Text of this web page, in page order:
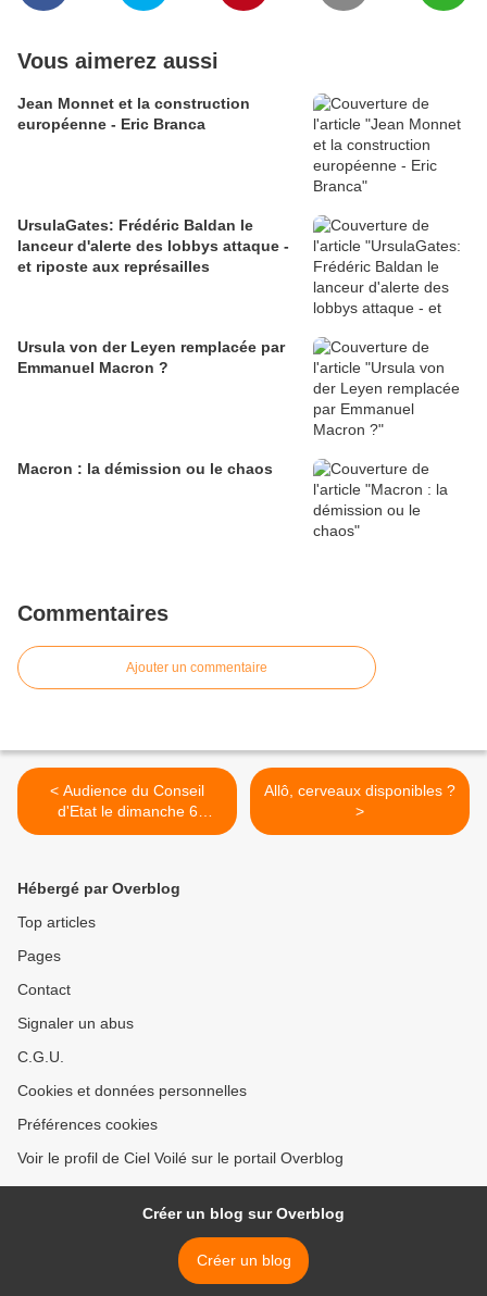
Vous aimerez aussi
Jean Monnet et la construction
européenne - Eric Branca
UrsulaGates: Frédéric Baldan le
lanceur d'alerte des lobbys attaque -
et riposte aux représailles
Ursula von der Leyen remplacée par
Emmanuel Macron ?
Macron : la démission ou le chaos
Commentaires
Ajouter un commentaire
< Audience du Conseil
d'Etat le dimanche 6
septembre 2020 à 11h
Allô, cerveaux disponibles ?
>
Hébergé par Overblog
Top articles
Pages
Contact
Signaler un abus
C.G.U.
Cookies et données personnelles
Préférences cookies
Voir le profil de Ciel Voilé sur le portail Overblog
Créer un blog sur Overblog
Créer un blog